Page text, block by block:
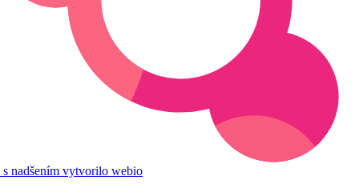
s nadšením vytvorilo webio